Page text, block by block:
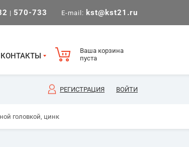
| 570-733 E-mail: kst@kst21.ru
КОНТАКТЫ
Ваша корзина
пуста
РЕГИСТРАЦИЯ ВОЙТИ
головкой, цинк